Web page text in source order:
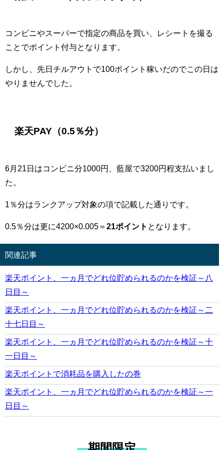
コンビニやスーパーで指定の商品を買い、レシートを撮る
ことでポイント付与となります。
しかし、先日チルアウトで100ポイント稼いだのでこの日は
やりませんでした。
楽天PAY（0.5％分）
6月21日はコンビニ分1000円、藍屋で3200円程支払いまし
た。
1％分はランクアップ対象の項で記載した通りです。
0.5％分は更に4200×0.005＝ 21ポイント となります。
関連記事
楽天ポイント、一ヵ月でどれ位貯められるのかを検証～八
日目～
楽天ポイント、一ヵ月でどれ位貯められるのかを検証～二
十七日目～
楽天ポイント、一ヵ月でどれ位貯められるのかを検証～十
一日目～
楽天ポイントで消耗品を購入したの巻
楽天ポイント、一ヵ月でどれ位貯められるのかを検証～一
日目～